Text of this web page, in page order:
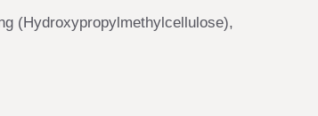
(Hydroxypropylmethylcellulose),